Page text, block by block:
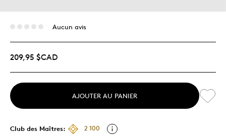
Aucun avis
209,95 $CAD
AJOUTER AU PANIER
Club des Maîtres:
2 100